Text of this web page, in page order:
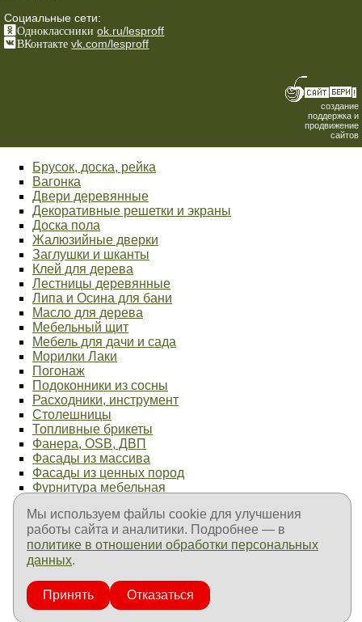
Социальные сети:
Одноклассники ok.ru/lesproff
ВКонтакте vk.com/lesproff
создание
поддержка и
продвижение
сайтов
Брусок, доска, рейка
Вагонка
Двери деревянные
Декоративные решетки и экраны
Доска пола
Жалюзийные дверки
Заглушки и шканты
Клей для дерева
Лестницы деревянные
Липа и Осина для бани
Масло для дерева
Мебельный щит
Мебель для дачи и сада
Морилки Лаки
Погонаж
Подоконники из сосны
Расходники, инструмент
Столешницы
Топливные брикеты
Фанера, OSB, ДВП
Фасады из массива
Фасады из ценных пород
Фурнитура мебельная
Продукция ТехноНиколь
Продукция Пенетрон
Продукция Goodhim
Продукция Fachman
Оплата и доставка
Контакты
Мы используем файлы cookie для улучшения
работы сайта и аналитики. Подробнее — в
политике в отношении обработки персональных
данных.
Принять Отказаться